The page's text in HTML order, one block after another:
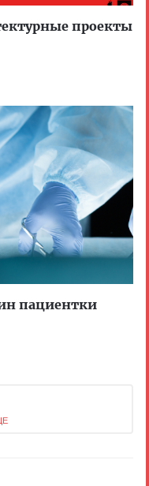
проекты
пациентки